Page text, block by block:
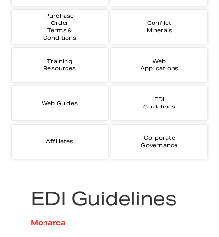
Purchase
Order
Terms &
Conditions
Conflict
Minerals
Training
Resources
Web
Applications
Web Guides
EDI
Guidelines
Affiliates
Corporate
Governance
EDI Guidelines
Monarca